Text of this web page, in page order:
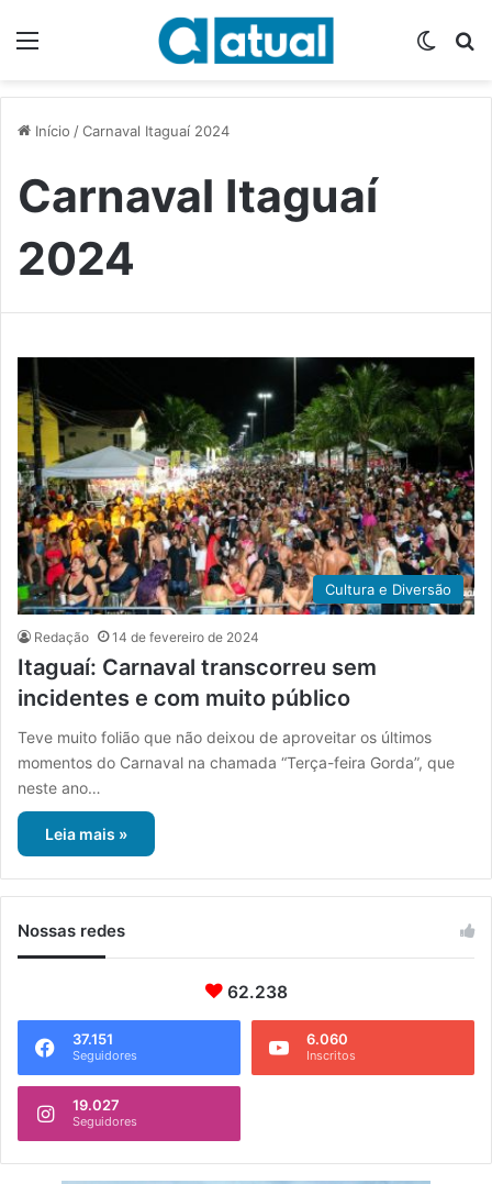
Início /Carnaval Itaguaí 2024
Carnaval Itaguaí
2024
Cultura e Diversão
Redação 14 de fevereiro de 2024
Itaguaí: Carnaval transcorreu sem
incidentes e com muito público
Teve muito folião que não deixou de aproveitar os últimos
momentos do Carnaval na chamada “Terça-feira Gorda”, que
neste ano…
Leia mais »
Nossas redes
62.238
37.151
Seguidores
6.060
Inscritos
19.027
Seguidores